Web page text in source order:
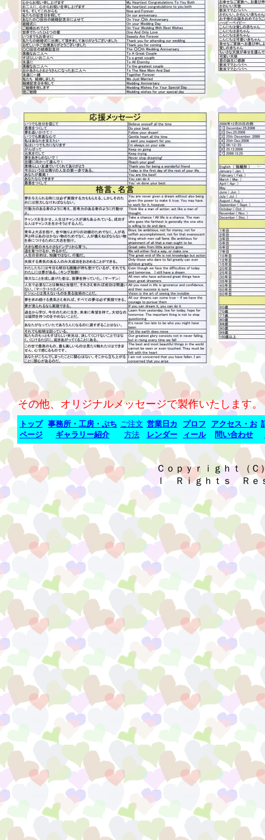
Ｃｏｐｙｒｉｇｈｔ（
ｌ Ｒｉｇｈｔｓ Ｒｅ
トップ
ページ
事務所・工房・ぷち
ギャラリー紹介
ご注文
方法
営業日カ
レンダー
プロフ
ィール
アクセス・お
問い合わせ
その他、オリジナルメッセージで製作いたします。